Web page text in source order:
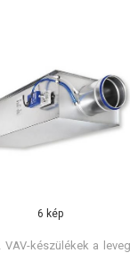
6 kép
VAV-készülékek a